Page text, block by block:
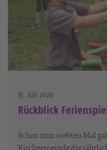
13. Juli 2026
Rückblick
Schon zum siebten Mal